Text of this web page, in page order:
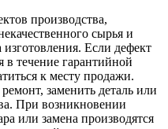
производства,
сырья и
Если дефект
в течение гарантийной
к месту продажи.
заменить деталь или
При возникновении
или замена производятся